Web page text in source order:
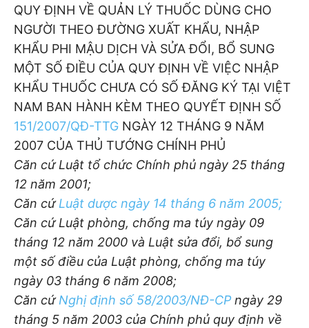
QUY ĐỊNH VỀ QUẢN LÝ THUỐC DÙNG CHO
NGƯỜI THEO ĐƯỜNG XUẤT KHẨU, NHẬP
KHẨU PHI MẬU DỊCH VÀ SỬA ĐỔI, BỔ SUNG
MỘT SỐ ĐIỀU CỦA QUY ĐỊNH VỀ VIỆC NHẬP
KHẨU THUỐC CHƯA CÓ SỐ ĐĂNG KÝ TẠI VIỆT
NAM BAN HÀNH KÈM THEO QUYẾT ĐỊNH SỐ
151/2007/QĐ-TTG NGÀY 12 THÁNG 9 NĂM
2007 CỦA THỦ TƯỚNG CHÍNH PHỦ
Căn cứ Luật tổ chức Chính phủ ngày 25 tháng
12 năm 2001;
Căn cứLuật dược ngày 14 tháng 6 năm 2005;
Căn cứ Luật phòng, chống ma túy ngày 09
tháng 12 năm 2000 và Luật sửa đổi, bổ sung
một số điều của Luật phòng, chống ma túy
ngày 03 tháng 6 năm 2008;
Căn cứNghị định số 58/2003/NĐ-CP ngày 29
tháng 5 năm 2003 của Chính phủ quy định về